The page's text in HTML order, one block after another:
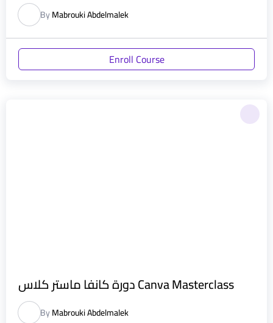
ByMabrouki Abdelmalek
Enroll Course
دورة كانفا ماستر كلاس Canva Masterclass
ByMabrouki Abdelmalek